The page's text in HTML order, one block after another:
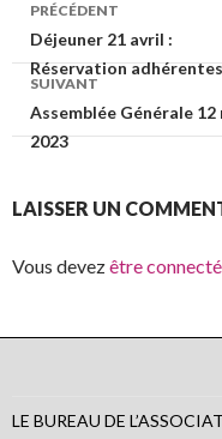
PRÉCÉDENT
Déjeuner 21 avril :
Réservation adhérentes
SUIVANT
Assemblée Générale 12
2023
LAISSER UN
Vous devezêtre connecté
LE BUREAU DE